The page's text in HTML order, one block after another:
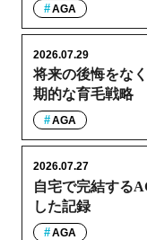
AGA
将来の後悔をな
期的な育毛戦略
2026.07.29
AGA
自宅で完結する
した記録
2026.07.27
AGA